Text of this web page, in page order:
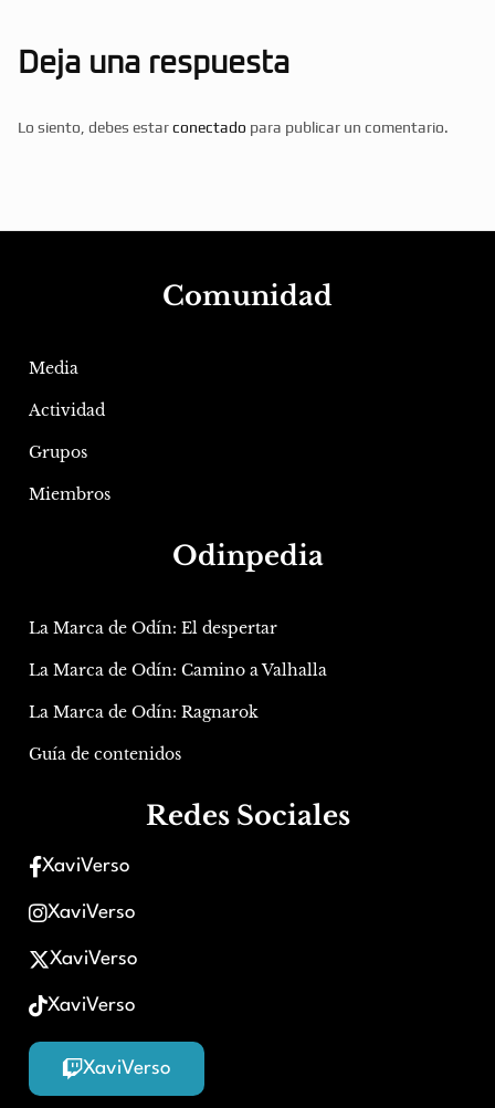
Deja una respuesta
Lo siento, debes estarconectado para publicar un comentario.
Comunidad
Media
Actividad
Grupos
Miembros
Odinpedia
La Marca de Odín: El despertar
La Marca de Odín: Camino a Valhalla
La Marca de Odín: Ragnarok
Guía de contenidos
Redes Sociales
XaviVerso
XaviVerso
XaviVerso
XaviVerso
XaviVerso